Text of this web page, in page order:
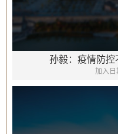
孙毅：疫情防控
加入日